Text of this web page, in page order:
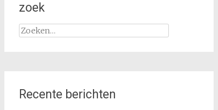
zoek
Zoeken
Recente berichten